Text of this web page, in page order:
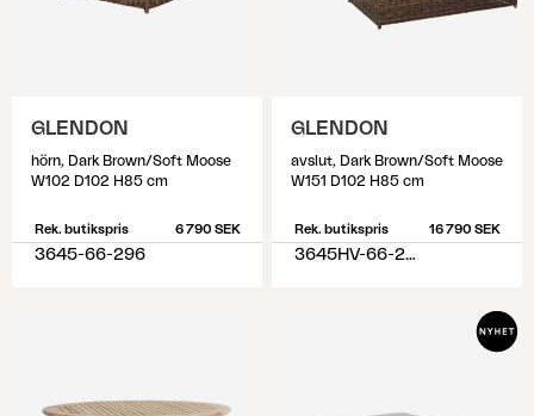
GLENDON
hörn, Dark Brown/Soft Moose
W102 D102 H85 cm
Rek. butikspris 6 790 SEK
3645-66-296
GLENDON
avslut, Dark Brown/Soft Moose
W151 D102 H85 cm
Rek. butikspris 16 790 SEK
3645HV-66-296